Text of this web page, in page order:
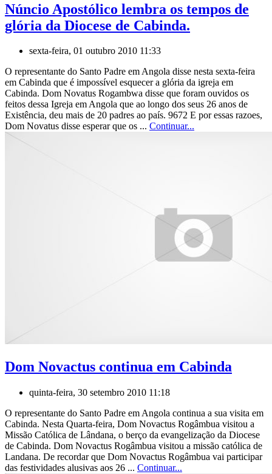
Núncio Apostólico lembra os tempos de
glória da Diocese de Cabinda.
sexta-feira, 01 outubro 2010 11:33
O representante do Santo Padre em Angola disse nesta sexta-feira
em Cabinda que é impossível esquecer a glória da igreja em
Cabinda. Dom Novatus Rogambwa disse que foram ouvidos os
feitos dessa Igreja em Angola que ao longo dos seus 26 anos de
Existência, deu mais de 20 padres ao país. 9672 E por essas razoes,
Dom Novatus disse esperar que os ... Continuar...
Dom Novactus continua em Cabinda
quinta-feira, 30 setembro 2010 11:18
O representante do Santo Padre em Angola continua a sua visita em
Cabinda. Nesta Quarta-feira, Dom Novactus Rogâmbua visitou a
Missão Católica de Lândana, o berço da evangelização da Diocese
de Cabinda. Dom Novactus Rogâmbua visitou a missão católica de
Landana. De recordar que Dom Novactus Rogâmbua vai participar
das festividades alusivas aos 26 ... Continuar...